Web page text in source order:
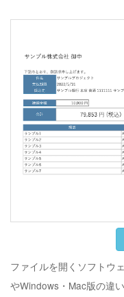
ファイルを開くソフトウ
やWindows・Mac版の違